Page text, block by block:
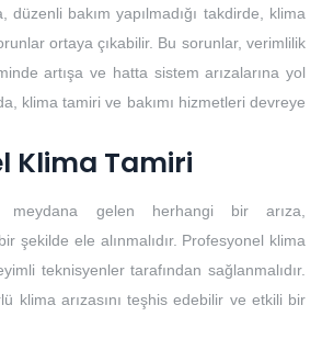
düzenli bakım yapılmadığı takdirde, klima
ortaya çıkabilir. Bu sorunlar, verimlilik
artışa ve hatta sistem arızalarına yol
klima tamiri ve bakımı hizmetleri devreye
Klima Tamiri
meydana gelen herhangi bir arıza,
şekilde ele alınmalıdır. Profesyonel klima
teknisyenler tarafından sağlanmalıdır.
klima arızasını teşhis edebilir ve etkili bir